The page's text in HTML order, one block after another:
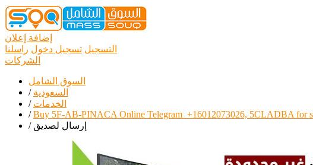
إضافة إعلان
التسجيل تسجيل دخول راسلنا
الشركات
السوق الشامل
/ السعودية
/ الخدمات
/Buy 5F-AB-PINACA Online Telegram_+16012073026, 5CLADBA for
/ إرسال لصديق